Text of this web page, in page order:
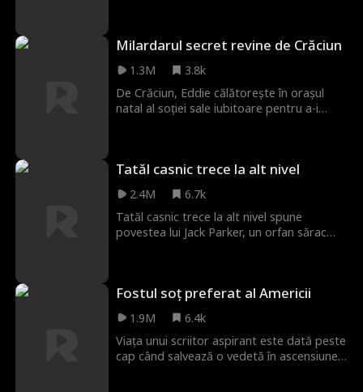
Milardarul secret revine de Crăciun
1.3M
3.8k
De Crăciun, Eddie călătorește în orașul
natal al soției sale iubitoare pentru a-i
sosirea lui Eddie un cadou de Crăciun sau
va fi primită ca un cărbune?
Tatăl casnic trece la alt nivel
2.4M
6.7k
Tatăl casnic trece la alt nivel spune
povestea lui Jack Parker, un orfan sărac
saboteze relația. Totul se schimbă când
Jack devine moștenitorul uneia dintre cele
mai bogate companii din lume. Acum Jack
trebuie să-i convingă că este cu adevărat
miliardar, înainte ca ei să-i saboteze
Fostul soț preferat al Americii
1.9M
6.4k
Viața unui scriitor aspirant este dată peste
cap când salvează o vedetă în ascensiune